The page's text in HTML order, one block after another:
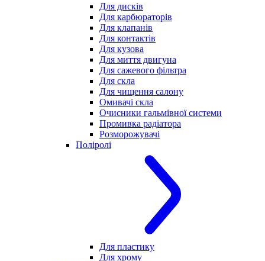
Для дисків
Для карбюраторів
Для клапанів
Для контактів
Для кузова
Для миття двигуна
Для сажевого фільтра
Для скла
Для чищення салону
Омивачі скла
Очисники гальмівної системи
Промивка радіатора
Розморожувачі
Поліролі
Для пластику
Для хрому